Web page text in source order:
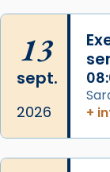
Josep
concelebrat
Mons.
📸 Dr. G.
13
sept.
2026
+